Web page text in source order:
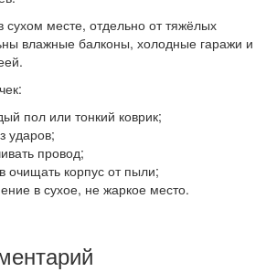
месте, отдельно от тяжёлых
влажные балконы, холодные гаражи и
пол или тонкий коврик;
ударов;
провод;
очищать корпус от пыли;
в сухое, не жаркое место.